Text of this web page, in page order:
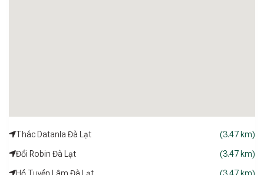
Thác Datanla Đà Lạt (3.47 km)
Đồi Robin Đà Lạt (3.47 km)
Hồ Tuyền Lâm Đà Lạt (3.47 km)